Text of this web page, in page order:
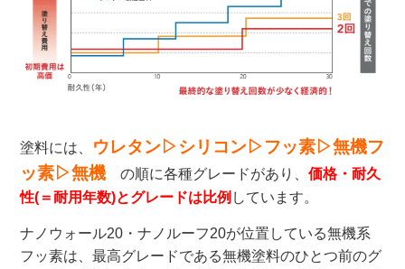
塗料には、 ウレタン▷シリコン▷フッ素▷無機フ
ッ素▷無機 の順に各種グレードがあり、価格・耐久
性(＝耐用年数)とグレードは比例 しています。
ナノウォール20・ナノルーフ20が位置している無機系
フッ素は、最高グレードである無機塗料のひとつ前のグ